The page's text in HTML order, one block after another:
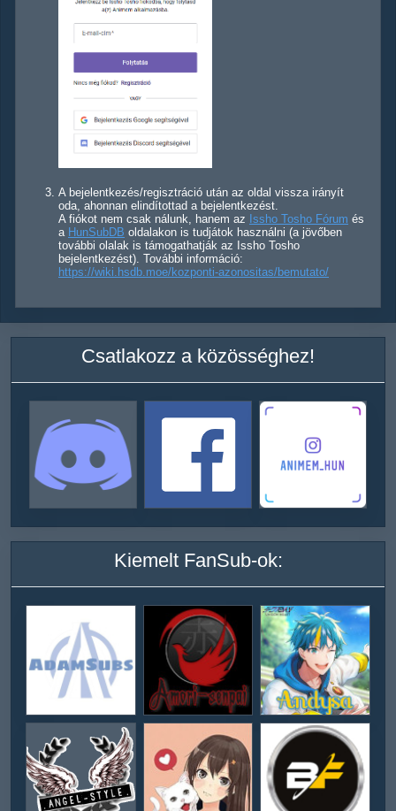
A bejelentkezés/regisztráció után az oldal vissza irányít
oda, ahonnan elindítottad a bejelentkezést.
A fiókot nem csak nálunk, hanem az Issho Tosho Fórum és
a HunSubDB oldalakon is tudjátok használni (a jövőben
további olalak is támogathatják az Issho Tosho
bejelentkezést). További információ:
https://wiki.hsdb.moe/kozponti-azonositas/bemutato/
Csatlakozz a közösséghez!
Kiemelt FanSub-ok: